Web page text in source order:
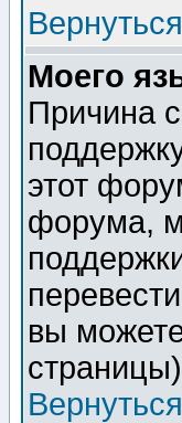
Моего
Причина
этот
форума,
вы
страницы)